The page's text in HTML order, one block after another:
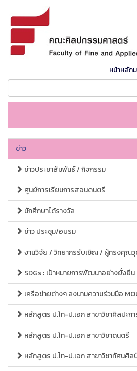
หน้าหลัก
ข่าว
ข่าวประชาสัมพันธ์ / กิจกรรม
ศูนย์การเรียนการสอนดนตรี
นักศึกษาได้รางวัล
ข่าว ประชุม/อบรม
งานวิจัย / วิทยากรรับเชิญ / ผู้ทรงคุณ
SDGs : เป้าหมายการพัฒนาอย่างยั่งยืน
เครือข่ายต่างๆ ลงนามความร่วมมือ
หลักสูตร ป.โท-ป.เอก สาขาวิชาศิลปะก
หลักสูตร ป.โท-ป.เอก สาขาวิชาดนตรี
หลักสูตร ป.โท-ป.เอก สาขาวิชาทัศนศิ